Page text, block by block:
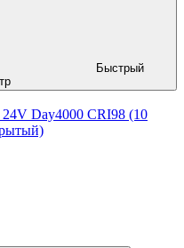
Быстрый
Day4000 CRI98 (10